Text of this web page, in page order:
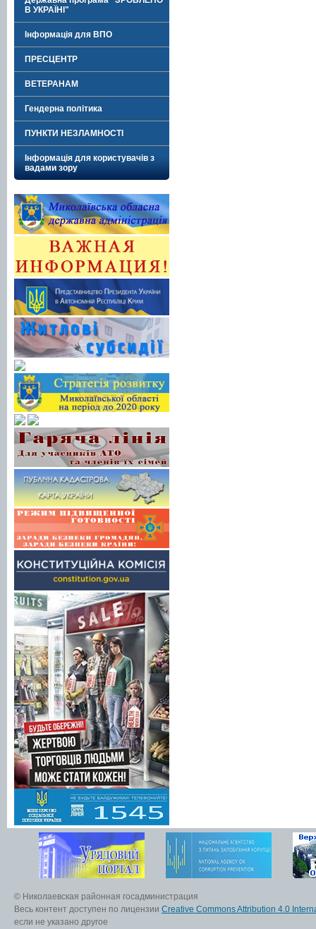
В УКРАЇНІ"
Інформація для ВПО
ПРЕСЦЕНТР
ВЕТЕРАНАМ
Гендерна політика
ПУНКТИ НЕЗЛАМНОСТІ
Інформація для користувачів з
вадами зору
© Николаевская районная госадминистрация
Весь контент доступен по лицензии Creative Commons Attribution 4.0
если не указано другое